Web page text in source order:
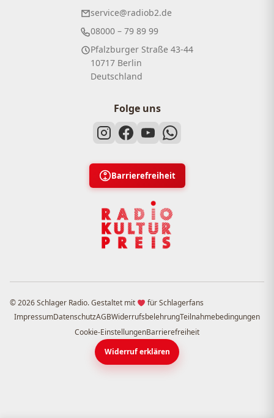
service@radiob2.de
08000 – 79 89 99
Pfalzburger Straße 43-44
10717 Berlin
Deutschland
Folge uns
Barrierefreiheit
© 2026 Schlager Radio. Gestaltet mit
für Schlagerfans
ImpressumDatenschutzAGBWiderrufsbelehrungTeilnahmebedingungen
Cookie-EinstellungenBarrierefreiheit
Widerruf erklären